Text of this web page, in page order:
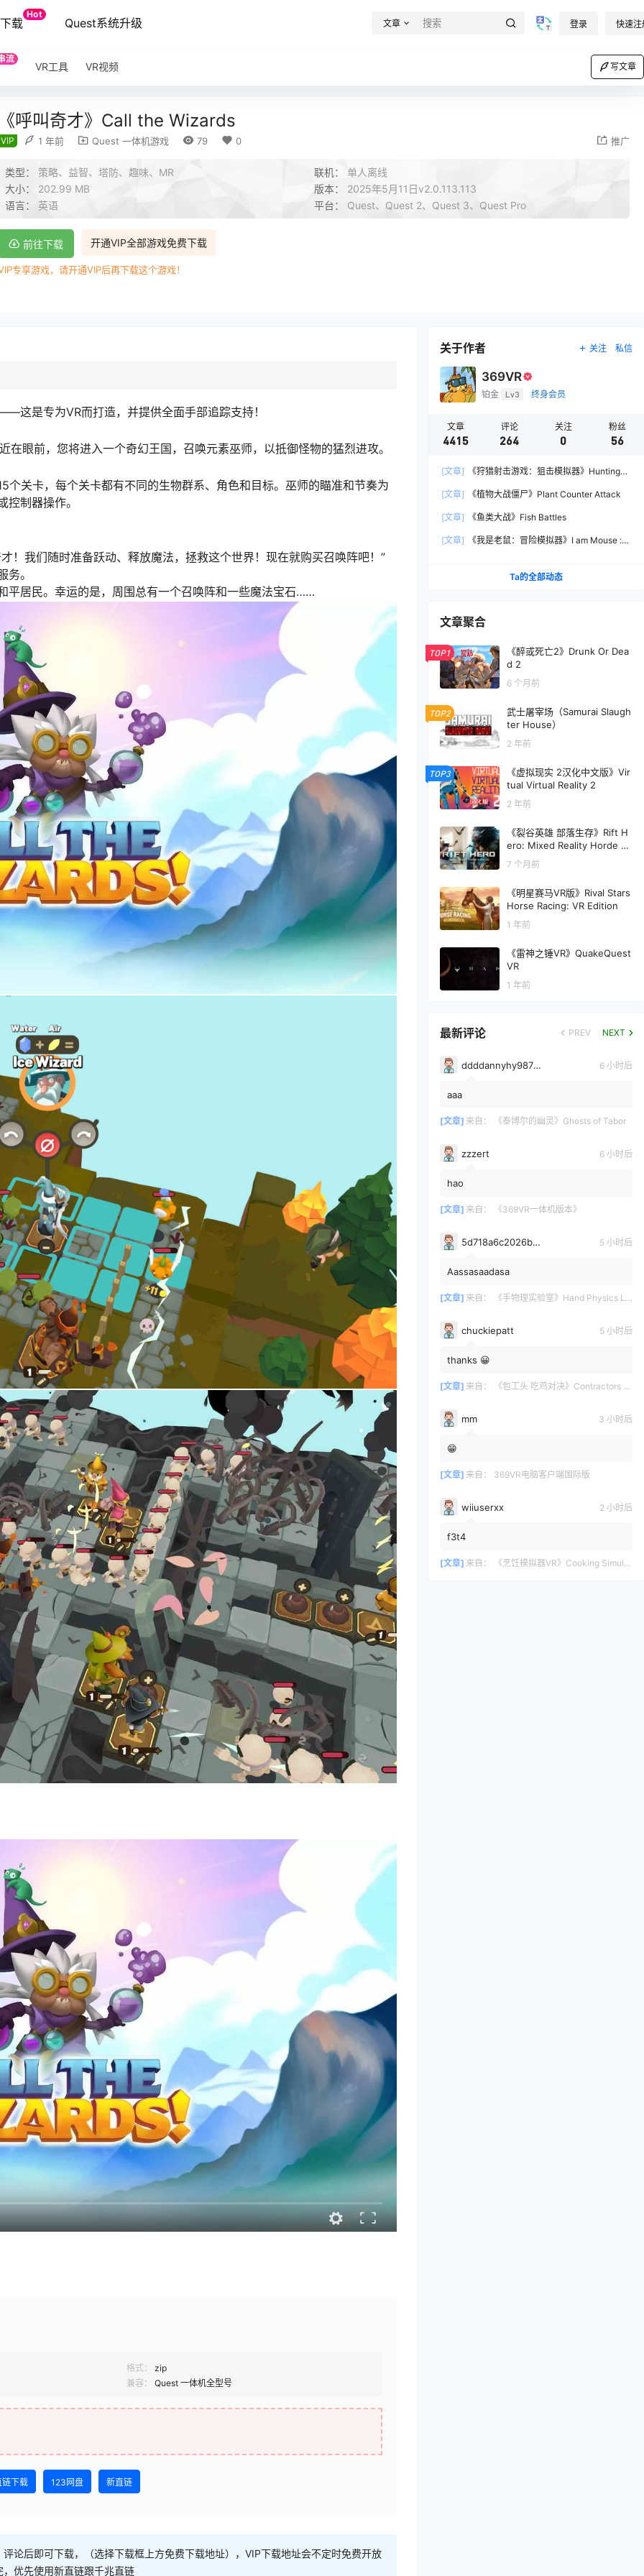
载
Hot
Quest系统升级 文章 登录 快速注
流
VR工具 VR视频 写文章
呼叫奇才》Call the Wizards
VIP 1 年前 Quest 一体机游戏 79 0 推广
类型： 策略、益智、塔防、趣味、MR 联机： 单人离线
大小： 202.99 MB 版本： 2025年5月11日v2.0.113.113
语言： 英语 平台： Quest、Quest 2、Quest 3、Quest Pro
开通VIP全部游戏免费下载
前往下载
专享游戏，请开通VIP后再下载这个游戏！
这是专为VR而打造，并提供全面手部追踪支持！
眼前，您将进入一个奇幻王国，召唤元素巫师，以抵御怪物的猛烈进攻。
关卡，每个关卡都有不同的生物群系、角色和目标。巫师的瞄准和节奏为
制器操作。
！我们随时准备跃动、释放魔法，拯救这个世界！现在就购买召唤阵吧！”
。
平居民。幸运的是，周围总有一个召唤阵和一些魔法宝石……
格式：
zip
兼容：
Quest 一体机全型号
链下载 123网盘 新直链
论后即可下载，（选择下载框上方免费下载地址），VIP下载地址会不定时免费开放
优先使用新直链跟千兆直链
关于作者 关注 私信
369VR
铂金 Lv3 终身会员
文章
4415
评论
264
关注
0
粉丝
56
[文章]
《狩猎射击游戏：狙击模拟器》Hunting
[文章]
《植物大战僵尸》Plant Counter Attack
[文章] 《鱼类大战》Fish Battles
[文章]
《我是老鼠：冒险模拟器》I am Mouse :
Ta的全部动态
文章聚合
TOP1
《醉或死亡2》Drunk Or Dea
d 2
6 个月前
TOP2
武士屠宰场（Samurai Slaugh
ter House）
2 年前
TOP3
《虚拟现实 2汉化中文版》Vir
tual Virtual Reality 2
2 年前
《裂谷英雄 部落生存》Rift H
ero: Mixed Reality Horde Su
rvival
7 个月前
《明星赛马VR版》Rival Stars
Horse Racing: VR Edition
1 年前
《雷神之锤VR》QuakeQuest
VR
1 年前
最新评论 PREV NEXT
ddddannyhy987878 6 小时后
aaa
[文章] 来自： 《泰博尔的幽灵》Ghosts of Tabor
zzzert 6 小时后
hao
[文章] 来自： 《369VR一体机版本》
5d718a6c2026b3700bdc0c971e6d75361628 5 小时后
Aassasaadasa
[文章] 来自： 《手物理实验室》Hand Physics Lab
chuckiepatt 5 小时后
thanks 😀
[文章] 来自： 《包工头 吃鸡对决》Contractors Showdown
mm 3 小时后
😁
[文章] 来自： 369VR电脑客户端国际版
wiiuserxx 2 小时后
f3t4
[文章] 来自： 《烹饪模拟器VR》Cooking Simulator VR